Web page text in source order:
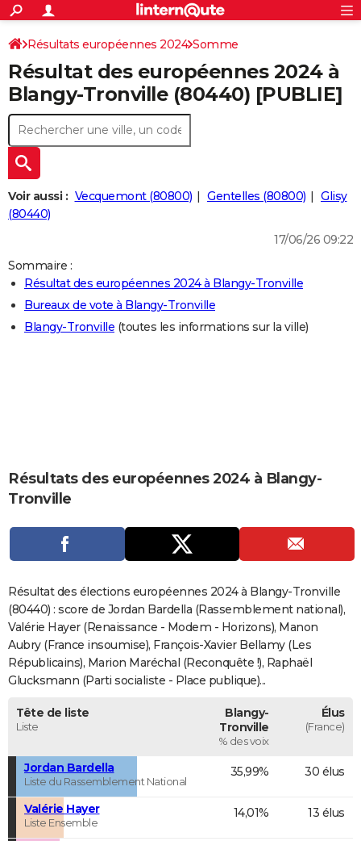
ACTUALITÉS
Politique
Société
Faits Divers
Education
Monde
Villes
+
SPORT
Coupe du monde 2026
Football
Tennis
Cyclisme
Rugby
Forum
CULTURE
Programme TV
TNT
Streaming
Cinéma
Sorties cinéma
Musique
+
FINANCE
Retraite
Impôts
Epargne
Immobilier
Risques naturels par ville
Banque
Assurance
Crédit
AUTO
Essais
Réserver un essai
Citadines
Berlines
SUV
Forum auto
+
HIGH-TECH
Mobiles
Meilleur smartphone
Internet
Ordinateurs
Jeux vidéo
Guide high-tech
+
BRICOLAGE
Guides de France
Escapades
Patrimoine
Expositions
Musées
Week-end nature
LIFESTYLE
Art de vivre
Bien-être
Loisirs
Mode
Modes de vie
CARTE DE VOEUX
Carte de Noël
Carte Bonne année
Carte Saint-Valentin
Carte Pâques
Carte d'anniversaire
Dictionnaire
Biographies
Expressions
Proverbes
PROGRAMME TV
S'inscrire
Se connecter
Lycées
Collèges
Primaires
Universités
Entreprises
Service militaire
Avis de recherche
AVIS DE DÉCÈS
FORUM
Bricolage
Lifestyle
Culture
SportAuto
Television
Voyage
Cinema
S'inscrire
Connexion
Résultats européennes 2024 Somme
Résultat des européennes 2024 à
Blangy-Tronville (80440) [PUBLIE]
Voir aussi : Vecquemont (80800) Gentelles (80800)
Glisy
(80440)
17/06/26 09:22
Sommaire :
Résultat des européennes 2024 à Blangy-Tronville
Bureaux de vote à Blangy-Tronville
Blangy-Tronville (toutes les informations sur la ville)
Résultats des européennes 2024 à Blangy-
Tronville
Résultat des élections européennes 2024 à Blangy-Tronville
(80440) : score de Jordan Bardella (Rassemblement national),
Valérie Hayer (Renaissance - Modem - Horizons), Manon
Aubry (France insoumise), François-Xavier Bellamy (Les
Républicains), Marion Maréchal (Reconquête !), Raphaël
Glucksmann (Parti socialiste - Place publique)...
Tête de liste
Liste
Blangy-
Tronville
% des voix
Élus
(France)
Jordan Bardella
Liste du Rassemblement National
35,99% 30 élus
Valérie Hayer
Liste Ensemble
14,01% 13 élus